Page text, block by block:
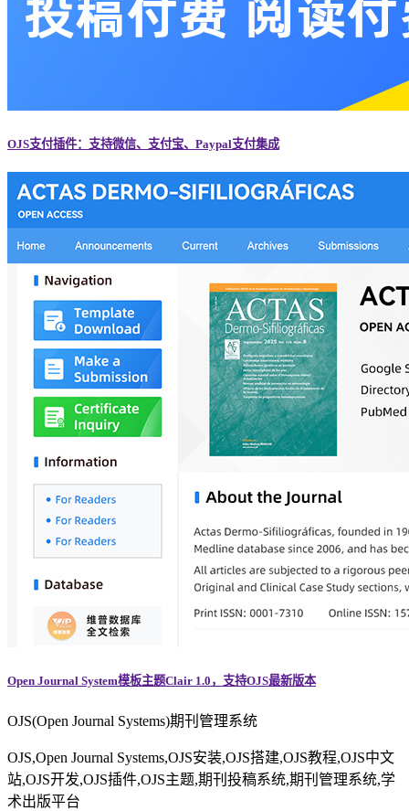
OJS支付插件：支持微信、支付宝、Paypal支付集成
Open Journal System模板主题Clair 1.0，支持OJS最新版本
OJS(Open Journal Systems)期刊管理系统
OJS,Open Journal Systems,OJS安装,OJS搭建,OJS教程,OJS中文
站,OJS开发,OJS插件,OJS主题,期刊投稿系统,期刊管理系统,学
术出版平台